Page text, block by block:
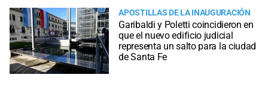
APOSTILLAS DE LA INAUGURACIÓN
Garibaldi y Poletti coincidieron en
que el nuevo edificio judicial
representa un salto para la ciudad
de Santa Fe